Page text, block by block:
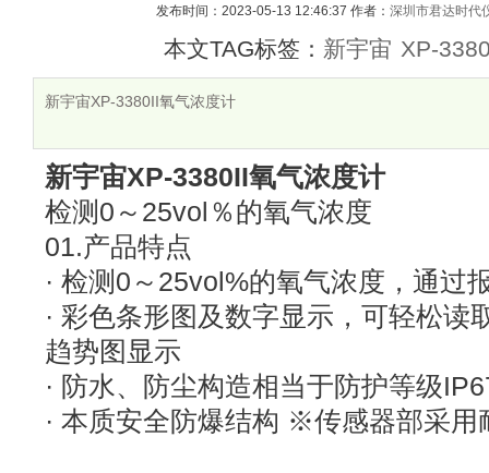
发布时间：2023-05-13 12:46:37 作者： 深圳市君达时代
本文TAG标签： 新宇宙 XP-
新宇宙XP-3380II氧气浓度计
新宇宙XP-3380II氧气浓度计
检测0～25vol％的氧气浓度
01.产品特点
· 检测0～25vol%的氧气浓度，通过
· 彩色条形图及数字显示，可轻松读
趋势图显示
· 防水、防尘构造相当于防护等级
· 本质安全防爆结构 ※传感器部采用